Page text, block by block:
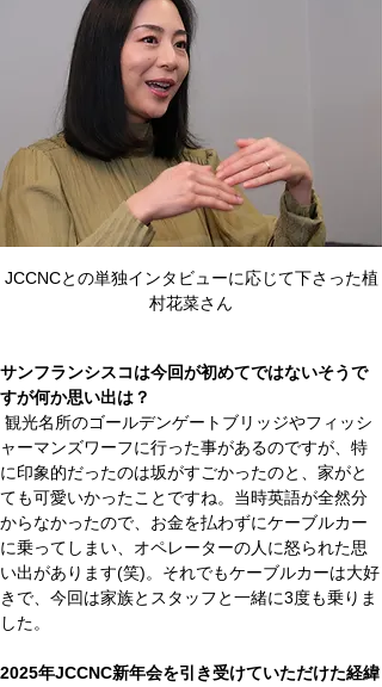
JCCNCとの単独インタビューに応じて下さった植
村花菜さん
サンフランシスコは今回が初めてではないそうで
すが何か思い出は？
観光名所のゴールデンゲートブリッジやフィッシ
ャーマンズワーフに行った事があるのですが、特
に印象的だったのは坂がすごかったのと、家がと
ても可愛いかったことですね。当時英語が全然分
からなかったので、お金を払わずにケーブルカー
に乗ってしまい、オペレーターの人に怒られた思
い出があります(笑)。それでもケーブルカーは大好
きで、今回は家族とスタッフと一緒に3度も乗りま
した。
2025年JCCNC新年会を引き受けていただけた経緯